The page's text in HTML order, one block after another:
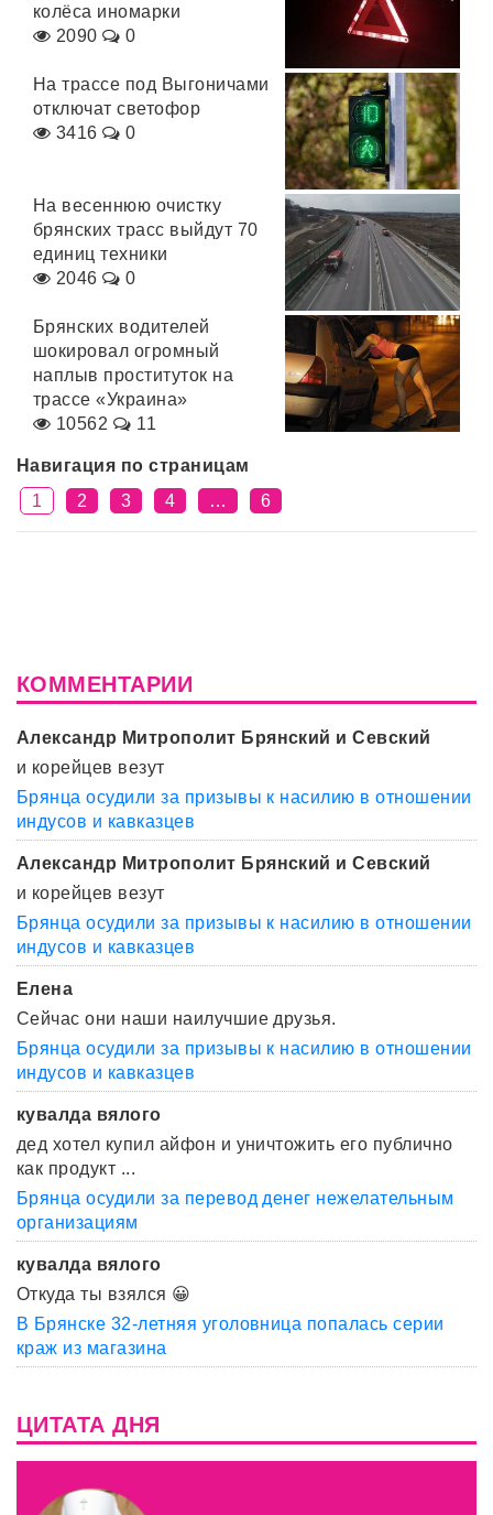
колёса иномарки
2090
0
На трассе под Выгоничами
отключат светофор
3416
0
На весеннюю очистку
брянских трасс выйдут 70
единиц техники
2046
0
Брянских водителей
шокировал огромный
наплыв проституток на
трассе «Украина»
10562
11
Навигация по страницам
1
2 3 4 … 6
КОММЕНТАРИИ
Александр Митрополит Брянский и Севский
и корейцев везут
Брянца осудили за призывы к насилию в отношении
индусов и кавказцев
Александр Митрополит Брянский и Севский
и корейцев везут
Брянца осудили за призывы к насилию в отношении
индусов и кавказцев
Елена
Сейчас они наши наилучшие друзья.
Брянца осудили за призывы к насилию в отношении
индусов и кавказцев
кувалда вялого
дед хотел купил айфон и уничтожить его публично
как продукт ...
Брянца осудили за перевод денег нежелательным
организациям
кувалда вялого
Откуда ты взялся 😀
В Брянске 32-летняя уголовница попалась серии
краж из магазина
ЦИТАТА ДНЯ